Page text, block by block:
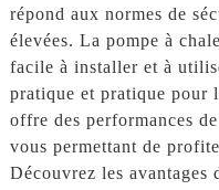
répond aux normes de
élevées. La pompe à
facile à installer et à
pratique et pratique pour
offre des performances
vous permettant de
Découvrez les avantages